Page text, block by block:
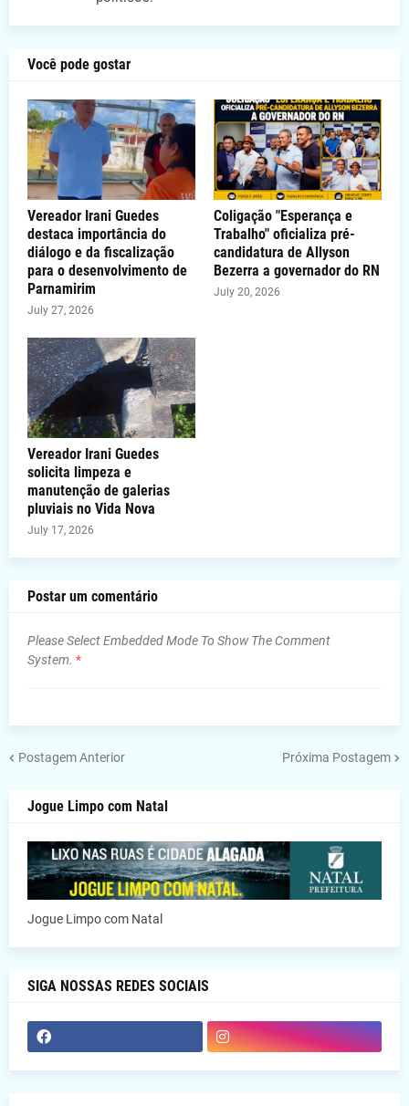
Você pode gostar
Vereador Irani Guedes
destaca importância do
diálogo e da fiscalização
para o desenvolvimento de
Parnamirim
July 27, 2026
Coligação "Esperança e
Trabalho" oficializa pré-
candidatura de Allyson
Bezerra a governador do RN
July 20, 2026
Vereador Irani Guedes
solicita limpeza e
manutenção de galerias
pluviais no Vida Nova
July 17, 2026
Postar um comentário
Please Select Embedded Mode To Show The Comment
System. *
Postagem Anterior Próxima Postagem
Jogue Limpo com Natal
Jogue Limpo com Natal
SIGA NOSSAS REDES SOCIAIS